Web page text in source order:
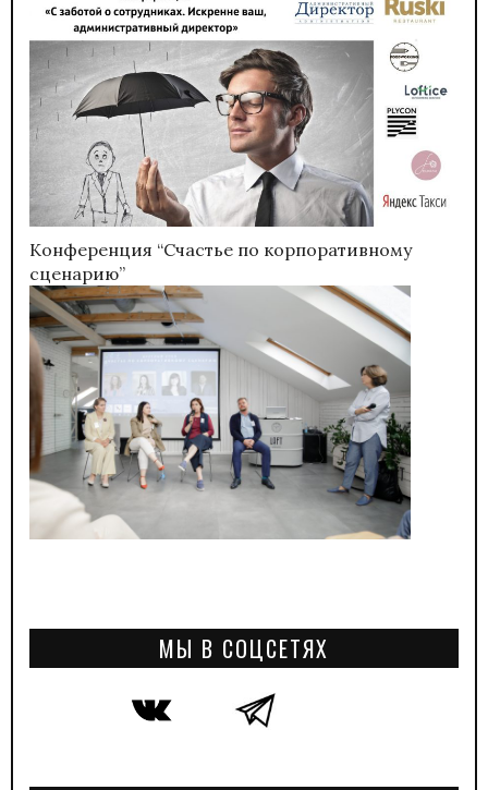
Конференция “Счастье по корпоративному
сценарию”
МЫ В СОЦСЕТЯХ